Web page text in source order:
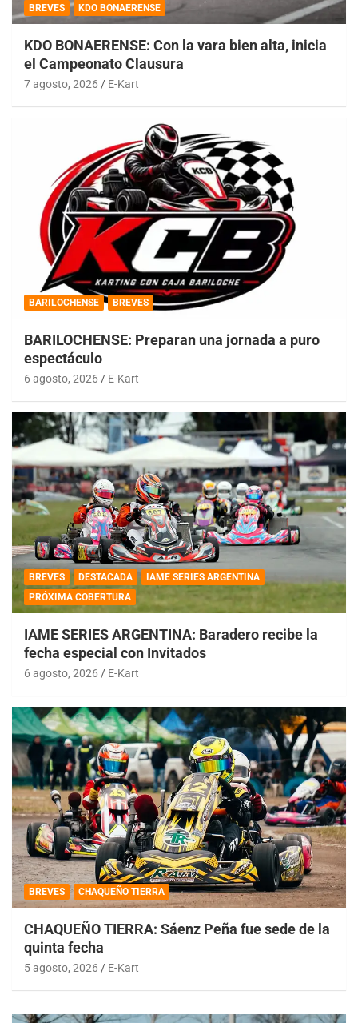
BREVES KDO BONAERENSE
KDO BONAERENSE: Con la vara bien alta, inicia
el Campeonato Clausura
7 agosto, 2026 E-Kart
BARILOCHENSE BREVES
BARILOCHENSE: Preparan una jornada a puro
espectáculo
6 agosto, 2026 E-Kart
BREVES DESTACADA
IAME SERIES ARGENTINA
PRÓXIMA COBERTURA
IAME SERIES ARGENTINA: Baradero recibe la
fecha especial con Invitados
6 agosto, 2026 E-Kart
BREVES CHAQUEÑO TIERRA
CHAQUEÑO TIERRA: Sáenz Peña fue sede de la
quinta fecha
5 agosto, 2026 E-Kart